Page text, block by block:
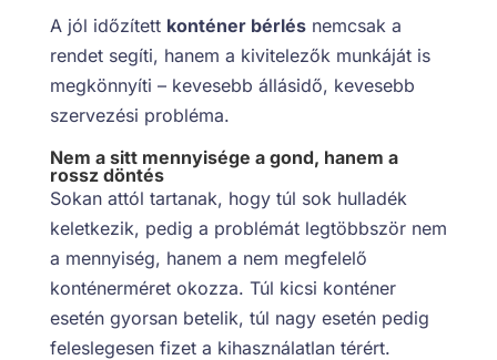
A jól időzített konténer bérlésnemcsak a
rendet segíti, hanem a kivitelezők munkáját is
megkönnyíti – kevesebb állásidő, kevesebb
szervezési probléma.
Nem a sitt mennyisége a gond, hanem a
rossz döntés
Sokan attól tartanak, hogy túl sok hulladék
keletkezik, pedig a problémát legtöbbször nem
a mennyiség, hanem a nem megfelelő
konténerméret okozza. Túl kicsi konténer
esetén gyorsan betelik, túl nagy esetén pedig
feleslegesen fizet a kihasználatlan térért.